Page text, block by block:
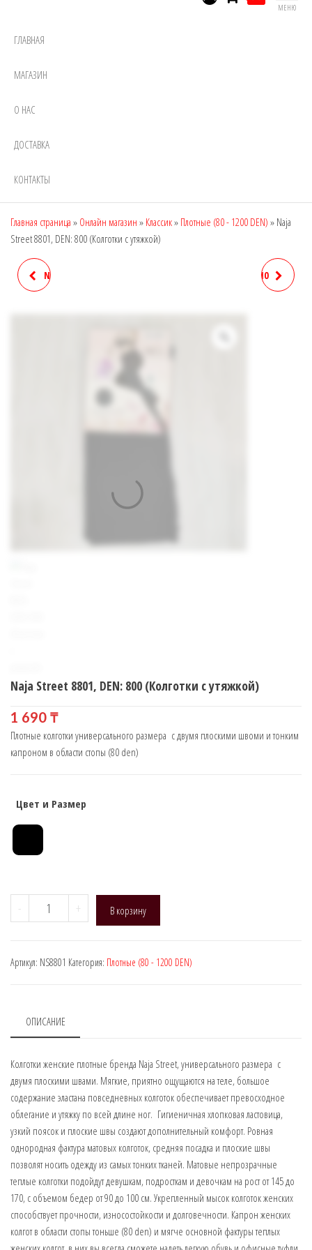
МЕНЮ
ГЛАВНАЯ
МАГАЗИН
О НАС
ДОСТАВКА
КОНТАКТЫ
Главная страница » Онлайн магазин » Классик» Плотные (80 - 1200 DEN) » Naja
Street 8801, DEN: 800 (Колготки с утяжкой)
NAJA STREET 8837, DEN: 800 NAJA STREET E2102, DEN: 10
Naja Street 8801, DEN: 800 (Колготки с утяжкой)
1 690 ₸
Плотные колготки универсального размера с двумя плоскими швоми и тонким
капроном в области стопы (80 den)
Цвет и Размер
-
Количество
товара
8801,
(Колготки
с
+ В корзину
Артикул: NS8801 Категория: Плотные (80 - 1200 DEN)
ОПИСАНИЕ
Колготки женские плотные бренда Naja Street, универсального размера с
двумя плоскими швами. Мягкие, приятно ощущаются на теле, большое
содержание эластана повседневных колготок обеспечивает превосходное
облегание и утяжку по всей длине ног. Гигиеничная хлопковая ластовица,
узкий поясок и плоские швы создают дополнительный комфорт. Ровная
однородная фактура матовых колготок, средняя посадка и плоские швы
позволят носить одежду из самых тонких тканей. Матовые непрозрачные
теплые колготки подойдут девушкам, подросткам и девочкам на рост от 145 до
170, с объемом бедер от 90 до 100 см. Укрепленный мысок колготок женских
способствует прочности, износостойкости и долговечности. Капрон женских
колгот в области стопы тоньше (80 den) и мягче основной фактуры теплых